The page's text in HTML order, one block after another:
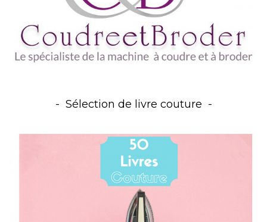
Sélection de livre couture